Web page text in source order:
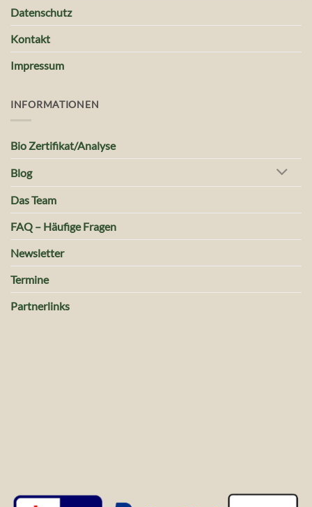
Datenschutz
Kontakt
Impressum
INFORMATIONEN
Bio Zertifikat/Analyse
Blog
Das Team
FAQ – Häufige Fragen
Newsletter
Termine
Partnerlinks